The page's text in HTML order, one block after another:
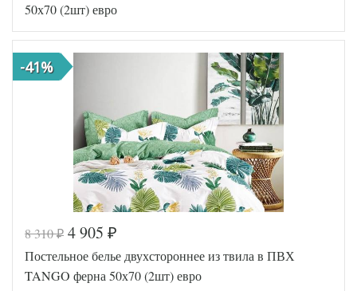
Код товара
578-079
Артикул
TT1006
59
50х70 (2шт) евро
-41%
8 310₽ 4 905 ₽
Постельное белье двухстороннее из твила в ПВХ
TANGO ферна 50х70 (2шт) евро